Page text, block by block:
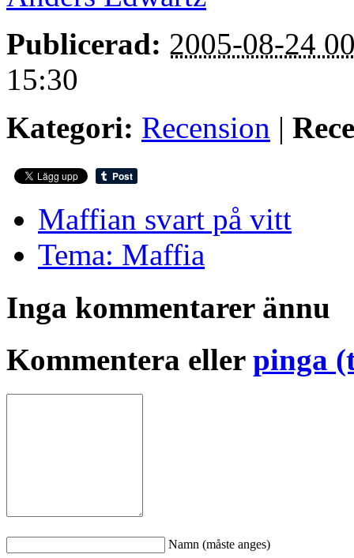
Publicerad: 2005-08-24
15:30
Kategori: Recension |
Maffian svart på vitt
Tema: Maffia
Inga kommentarer ännu
Kommentera eller pinga
Namn (måste anges)